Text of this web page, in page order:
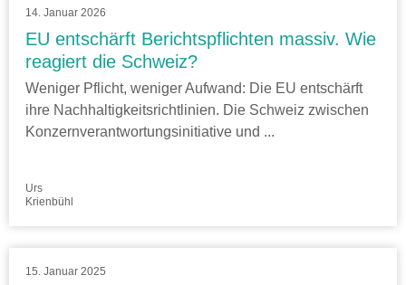
14. Januar 2026
EU entschärft Berichtspflichten massiv. Wie
reagiert die Schweiz?
Weniger Pflicht, weniger Aufwand: Die EU entschärft
ihre Nachhaltigkeitsrichtlinien. Die Schweiz zwischen
Konzernverantwortungsinitiative und ...
Urs
Krienbühl
15. Januar 2025